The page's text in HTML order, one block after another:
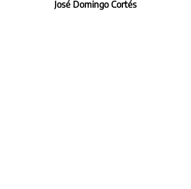
José Domingo Cortés